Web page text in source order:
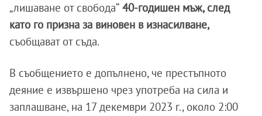
„лишаване от свобода“ 40-годишен мъж, след
като го призна за виновен в изнасилване,
съобщават от съда.
В съобщението е допълнено, че престъпното
деяние е извършено чрез употреба на сила и
заплашване, на 17 декември 2023 г., около 2:00